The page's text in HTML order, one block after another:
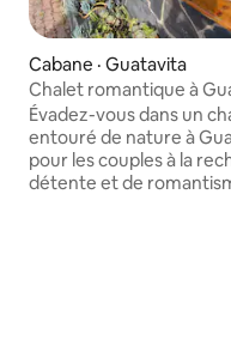
Cabane · Guatavita
Chalet romantique à
et foyer
Évadez-vous dans un
entouré de nature à
pour les couples à la
détente et de romantisme. ✔